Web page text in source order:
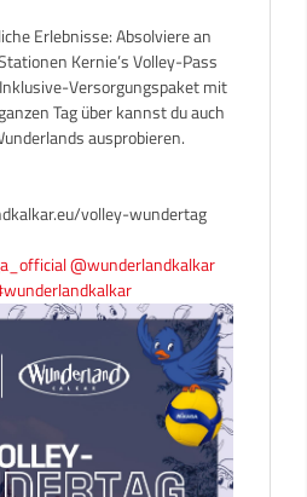
Erlebnisse: Absolviere an
Kernie’s Volley-Pass
Versorgungspaket mit
Tag über kannst du auch
ausprobieren.
volley-wundertag
@wunderlandkalkar